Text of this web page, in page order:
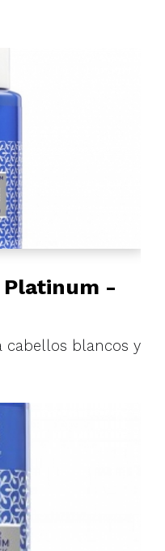
Platinum -
cabellos blancos y